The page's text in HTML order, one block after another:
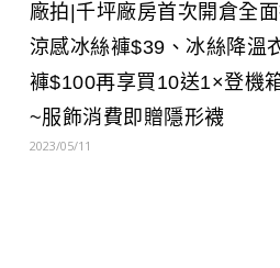
廠拍|千坪廠房首次開倉全
涼感冰絲褲$39、冰絲降溫
褲$100再享買10送1×登機
~服飾消費即贈隱形襪
2023/05/11